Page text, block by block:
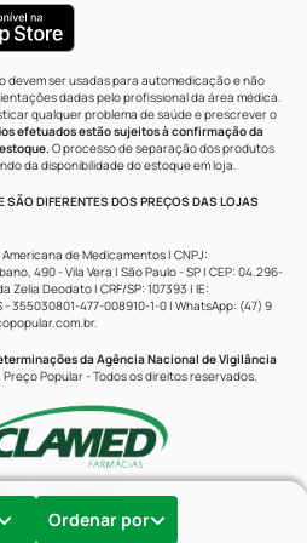
Ordenar por
devem ser usadas para automedicação e não
dadas pelo profissional da área médica.
qualquer problema de saúde e prescrever o
efetuados estão sujeitos à confirmação da
O processo de separação dos produtos
da disponibilidade do estoque em loja.
DIFERENTES DOS PREÇOS DAS LOJAS
Americana de Medicamentos | CNPJ:
490 - Vila Vera | São Paulo - SP | CEP: 04.296-
Deodato | CRF/SP: 107393 | IE:
- 355030801-477-008910-1-0 | WhatsApp: (47) 9
.
da Agência Nacional de Vigilância
Popular - Todos os direitos reservados.
by Developed by